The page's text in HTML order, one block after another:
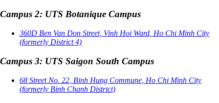
Campus 2: UTS Botanique Campus
360D Ben Van Don Street, Vinh Hoi Ward, Ho Chi Minh City
(formerly District 4)
Campus 3: UTS Saigon South Campus
68 Street No. 22, Binh Hung Commune, Ho Chi Minh City
(formerly Binh Chanh District)